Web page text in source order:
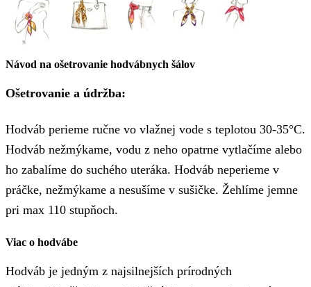
Návod na ošetrovanie hodvábnych šálov
Ošetrovanie a údržba:
Hodváb perieme ručne vo vlažnej vode s teplotou 30-35°C.
Hodváb nežmýkame, vodu z neho opatrne vytlačíme alebo
ho zabalíme do suchého uteráka. Hodváb neperieme v
práčke, nežmýkame a nesušíme v sušičke. Žehlíme jemne
pri max 110 stupňoch.
Viac o hodvábe
Hodváb je jedným z najsilnejších prírodných